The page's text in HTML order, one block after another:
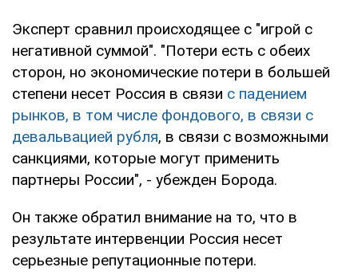
Эксперт сравнил происходящее с "игрой с
негативной суммой". "Потери есть с обеих
сторон, но экономические потери в большей
степени несет Россия в связи с падением
рынков, в том числе фондового, в связи с
девальвацией рубля, в связи с возможными
санкциями, которые могут применить
партнеры России", - убежден Борода.
Он также обратил внимание на то, что в
результате интервенции Россия несет
серьезные репутационные потери.